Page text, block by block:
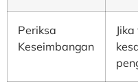
Periksa
Keseimbangan